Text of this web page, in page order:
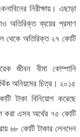
নিরীক্ষায়। এছাড়া
অতিরিক্ত ব্যয়ের প্রমাণ
থেকে অতিরিক্ত ২৭ কোটি
জীবন বীমা কোম্পানি
অনিয়মের চিত্র। ২০১৫
টাকা বিনিয়োগ করেছে
করা এসব অর্থের ৭৫ কোটি
৬৮ কোটি টাকার লেনদেন